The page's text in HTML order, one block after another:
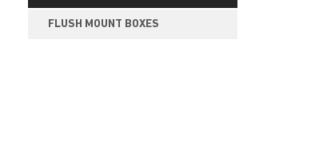
FLUSH MOUNT BOXES